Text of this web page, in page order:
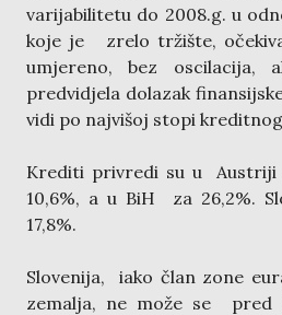
varijabilitetu do 2008.g. u
koje je zrelo tržište,
umjereno, bez
predvidjela dolazak
vidi po najvišoj stopi
Krediti privredi su u
10,6%, a u BiH za 26,2%.
17,8%.
Slovenija, iako član zone
zemalja, ne može se pred